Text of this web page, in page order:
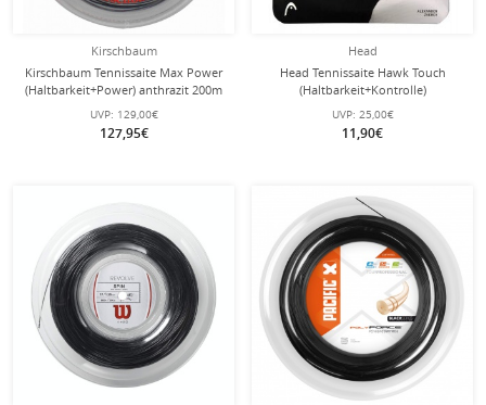
Kirschbaum
Kirschbaum Tennissaite Max Power
(Haltbarkeit+Power) anthrazit 200m
Rolle
UVP: 129,00€
127,95€
Head
Head Tennissaite Hawk Touch
(Haltbarkeit+Kontrolle)
anthrazitgrau 12m Set
UVP: 25,00€
11,90€